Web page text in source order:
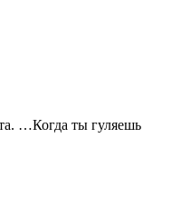
…Когда ты гуляешь